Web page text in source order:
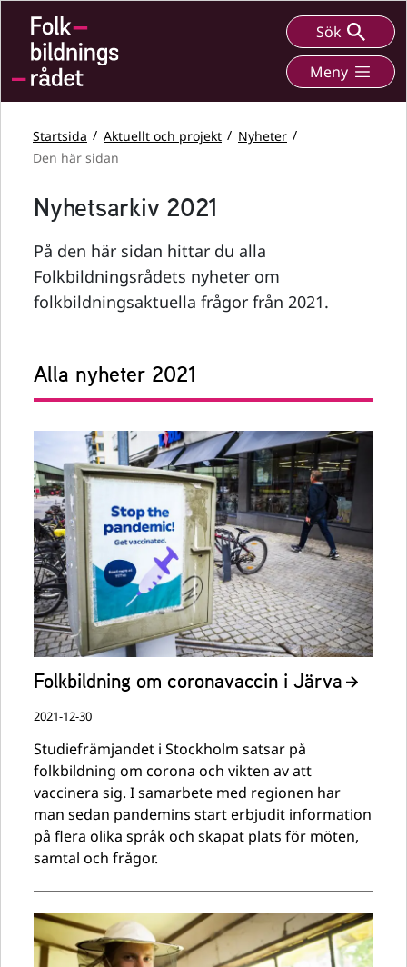
Sök
Meny
Startsida Aktuellt och projekt
Nyheter
Den här sidan
Nyhetsarkiv 2021
På den här sidan hittar du alla
Folkbildningsrådets nyheter om
folkbildningsaktuella frågor från 2021.
Alla nyheter 2021
Folkbildning om coronavaccin i Järva
2021-12-30
Studiefrämjandet i Stockholm satsar på
folkbildning om corona och vikten av att
vaccinera sig. I samarbete med regionen har
man sedan pandemins start erbjudit information
på flera olika språk och skapat plats för möten,
samtal och frågor.